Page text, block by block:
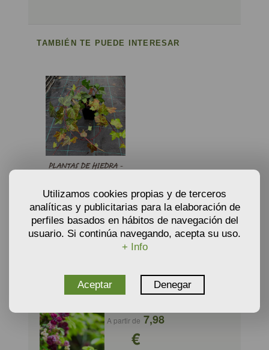
TAMBIÉN TE PUEDE INTERESAR
PLANTAS DE HIEDRA -
A partir de2,75€
AÑADIR AL CARRITO
A partir de 7,98
€
Utilizamos cookies propias y de terceros
analíticas y publicitarias para la elaboración de
perfiles basados en hábitos de navegación del
usuario. Si continúa navegando, acepta su uso.
+ Info
Aceptar Denegar